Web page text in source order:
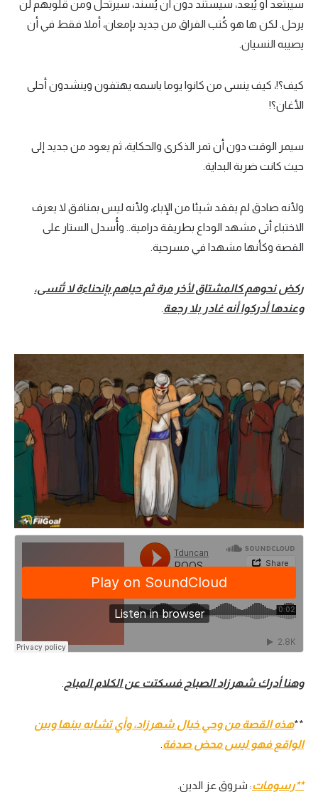
سيبتعد أو يُبعد، سيستند دون أن يُسند، سيرتحل ومن قلوبهم لن
يرحل. لكن ها هو كُتب الفراق من جديد بإمعان، أملا فقط في أن
يصيبه النسيان.
كيف؟!، كيف ينسى من كانوا يوما باسمه يهتفون وينشدون أحلى
الأغان؟!
سيمر الوقت دون أن تمر الذكرى والحكاية، ثم يعود من جديد إلى
حيث كانت ضربة البداية.
ولأنه صادق لم يفقد شيئا من الإباء، ولأنه ليس بمنافق لا يعرف
الاختباء أتى مشهد الوداع بطريقة درامية.. وأُسدل الستار على
القصة وكأنها مشهدا في مسرحية.
ركض نحوهم كالمشتاق لأخر مرة ثم حياهم بإنحناءة لا تُنسى،
وعندها أدركوا أنه غادر بلا رجعة
وهنا أدرك شهرزاد الصباح فسكتت عن الكلام المباح
**هذه القصة من وحي خيال شهرزاد، وأي تشابه بينها وبين
الواقع فهو ليس محض صدفة
**رسومات: شروق عز الدين.